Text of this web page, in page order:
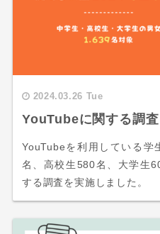
2024.03.26 Tue
YouTubeに関する調査
YouTubeを利用している
名、高校生580名、大学生
する調査を実施しました。